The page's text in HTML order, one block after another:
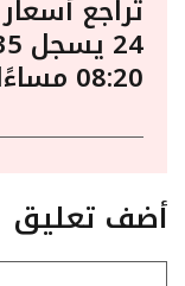
تراجع
08:20 مساءًا
أضف تعليق